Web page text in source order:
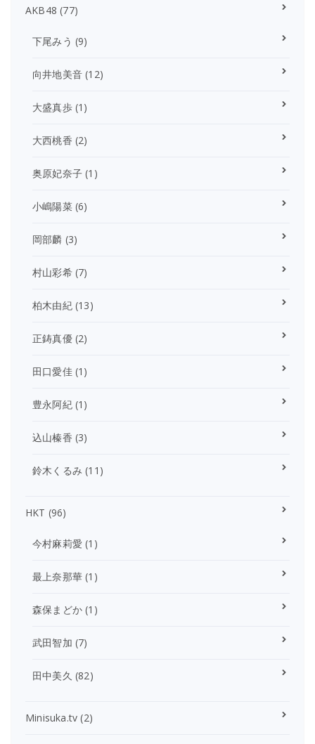
AKB48 (77)
下尾みう (9)
向井地美音 (12)
大盛真歩(1)
大西桃香 (2)
奥原妃奈子 (1)
小嶋陽菜(6)
岡部麟 (3)
村山彩希(7)
柏木由紀(13)
正鋳真優(2)
田口愛佳(1)
豊永阿紀(1)
込山榛香 (3)
鈴木くるみ (11)
HKT (96)
今村麻莉愛 (1)
最上奈那華 (1)
森保まどか (1)
武田智加 (7)
田中美久 (82)
Minisuka.tv (2)